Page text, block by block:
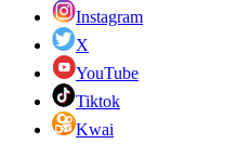
Instagram
X
YouTube
Tiktok
Kwai